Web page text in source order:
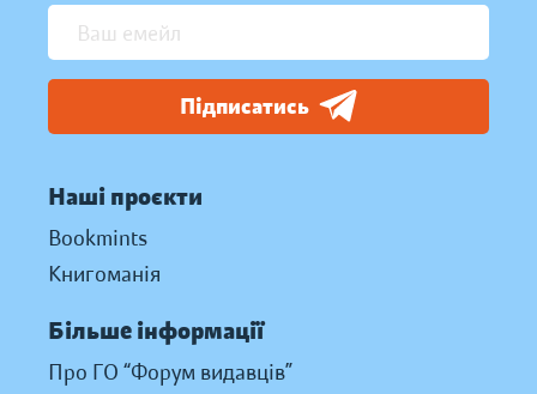
Підписатись
Наші проєкти
Bookmints
Книгоманія
Більше інформації
Про ГО “Форум видавців”